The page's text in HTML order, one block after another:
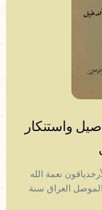
واستنكار
نعمة الله
العراق سنة